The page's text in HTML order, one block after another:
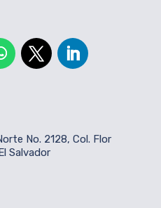
No. 2128, Col. Flor
Salvador